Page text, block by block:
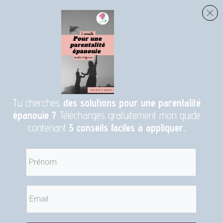
Tu cherches des solutions pour une parentalité
épanouie ? Télécharges gratuitement mon guide
contenant 5 conseils faciles à appliquer.